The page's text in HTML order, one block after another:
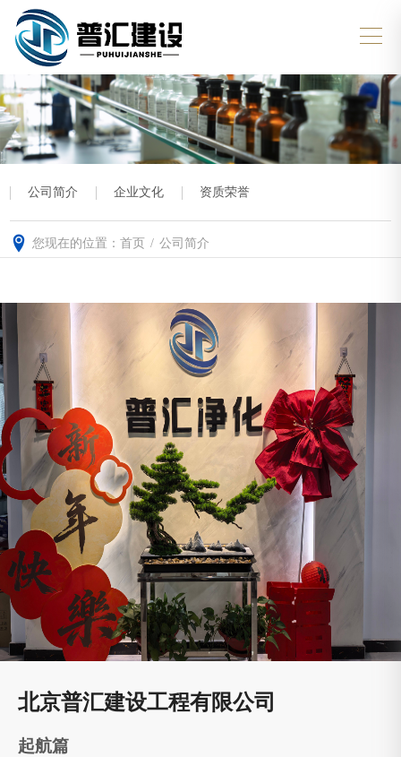
公司简介 企业文化 资质荣誉
您现在的位置：首页 / 公司简介
北京普汇建设工程有限公司
起航篇